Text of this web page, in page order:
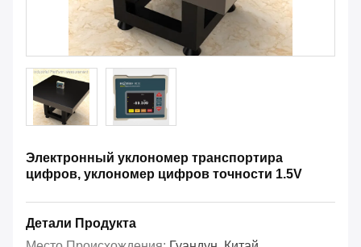
Электронный уклономер транспортира
цифров, уклономер цифров точности 1.5V
Детали Продукта